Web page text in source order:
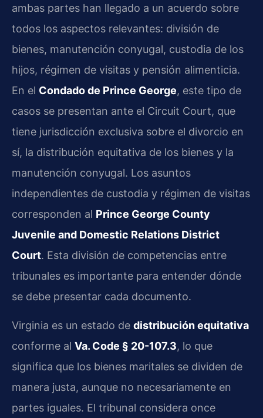
ambas partes han llegado a un acuerdo sobre
todos los aspectos relevantes: división de
bienes, manutención conyugal, custodia de los
hijos, régimen de visitas y pensión alimenticia.
En el Condado de Prince George, este tipo de
casos se presentan ante el Circuit Court, que
tiene jurisdicción exclusiva sobre el divorcio en
sí, la distribución equitativa de los bienes y la
manutención conyugal. Los asuntos
independientes de custodia y régimen de visitas
corresponden al Prince George County
Juvenile and Domestic Relations District
Court. Esta división de competencias entre
tribunales es importante para entender dónde
se debe presentar cada documento.
Virginia es un estado de distribución equitativa
conforme al Va. Code § 20-107.3, lo que
significa que los bienes maritales se dividen de
manera justa, aunque no necesariamente en
partes iguales. El tribunal considera once